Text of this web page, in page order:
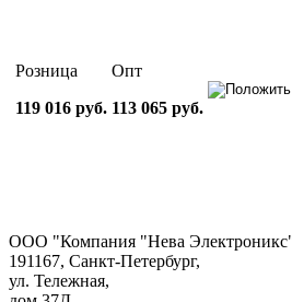
Розница
119 016 руб.
Опт
113 065 руб.
ООО "Компания "Нева
191167, Санкт-Петербург,
ул. Тележная,